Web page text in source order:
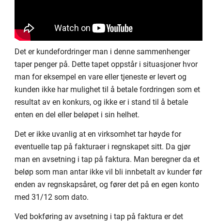
Det er kundefordringer man i denne sammenhenger
taper penger på. Dette tapet oppstår i situasjoner hvor
man for eksempel en vare eller tjeneste er levert og
kunden ikke har mulighet til å betale fordringen som et
resultat av en konkurs, og ikke er i stand til å betale
enten en del eller beløpet i sin helhet.
Det er ikke uvanlig at en virksomhet tar høyde for
eventuelle tap på fakturaer i regnskapet sitt. Da gjør
man en avsetning i tap på faktura. Man beregner da et
beløp som man antar ikke vil bli innbetalt av kunder før
enden av regnskapsåret, og fører det på en egen konto
med 31/12 som dato.
Ved bokføring av avsetning i tap på faktura er det